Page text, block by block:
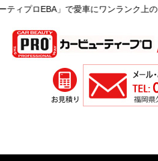
車にワンランク上のコーティングを